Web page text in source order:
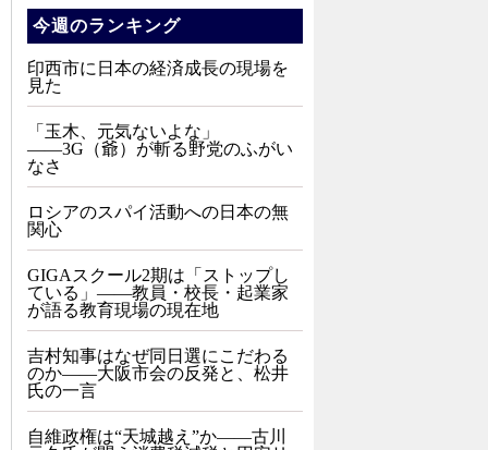
今週のランキング
印西市に日本の経済成長の現場を
見た
「玉木、元気ないよな」
――3G（爺）が斬る野党のふがい
なさ
ロシアのスパイ活動への日本の無
関心
GIGAスクール2期は「ストップし
ている」——教員・校長・起業家
が語る教育現場の現在地
吉村知事はなぜ同日選にこだわる
のか――大阪市会の反発と、松井
氏の一言
自維政権は“天城越え”か――古川